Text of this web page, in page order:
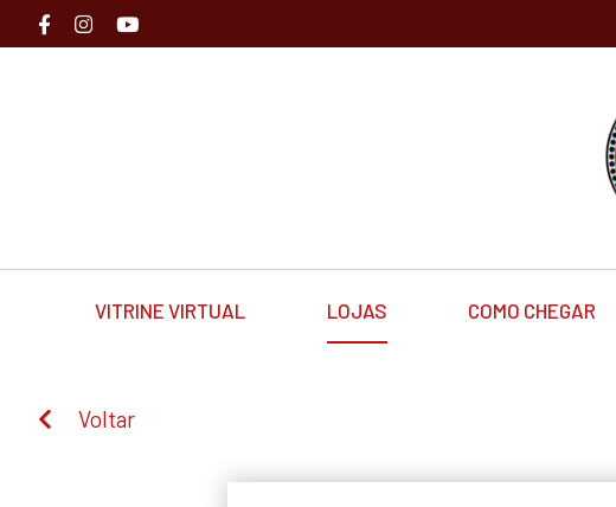
VITRINE VIRTUAL LOJAS COMO CHEGAR
Voltar